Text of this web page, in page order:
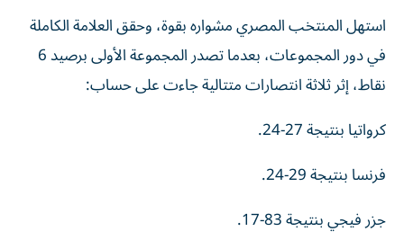
استهل المنتخب المصري مشواره بقوة، وحقق العلامة الكاملة
في دور المجموعات، بعدما تصدر المجموعة الأولى برصيد 6
نقاط، إثر ثلاثة انتصارات متتالية جاءت على حساب:
كرواتيا بنتيجة 27-24.
فرنسا بنتيجة 29-24.
جزر فيجي بنتيجة 83-17.